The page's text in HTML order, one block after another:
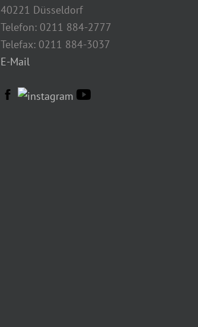
40221 Düsseldorf
Telefon: 0211 884-2777
Telefax: 0211 884-3037
E-Mail